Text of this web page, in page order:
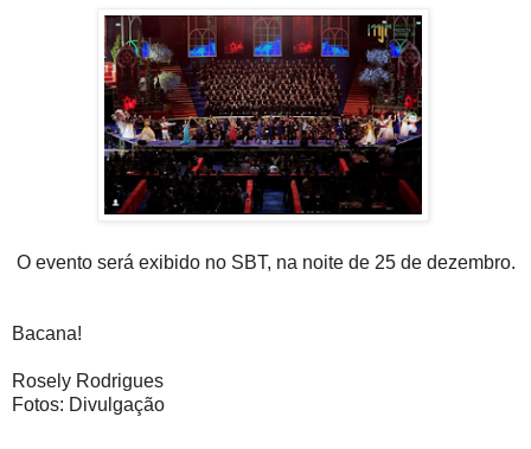
O evento será exibido no SBT, na noite de 25 de dezembro.
Bacana!
Rosely Rodrigues
Fotos: Divulgação